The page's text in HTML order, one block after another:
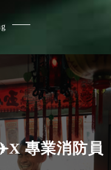
專業消防員